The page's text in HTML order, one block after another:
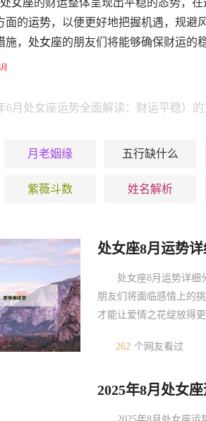
处女座的财运整体呈现出平稳的态势，
面的运势，以便更好地把握机遇，规避
， 处女座的朋友们将能够确保财运的
6月处女座运势全面解读：财运平稳）
月老姻缘 五行缺什么
紫薇斗数 姓名解析
处女座8月运势
处女座8月运势详细
朋友们将面临感情上的
才能让爱情之花绽放得
析单身处女座：在这个
的感
262 个网友看过
2025年8月处女